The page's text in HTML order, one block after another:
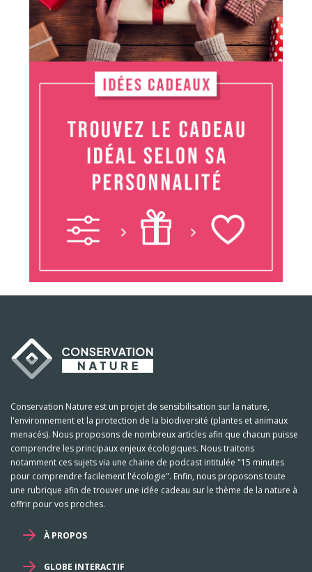
Conservation Nature est un projet de sensibilisation sur la nature,
l'environnement et la protection de la biodiversité (plantes et animaux
menacés). Nous proposons de nombreux articles afin que chacun puisse
comprendre les principaux enjeux écologiques. Nous traitons
notamment ces sujets via une chaine de podcast intitulée "15 minutes
pour comprendre facilement l'écologie". Enfin, nous proposons toute
une rubrique afin de trouver une idée cadeau sur le thème de la nature à
offrir pour vos proches.
À PROPOS
GLOBE INTERACTIF